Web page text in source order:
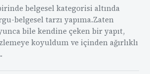
belgesel kategorisi altında
belgesel tarzı yapıma.Zaten
bile kendine çeken bir yapıt,
koyuldum ve içinden ağırlıklı